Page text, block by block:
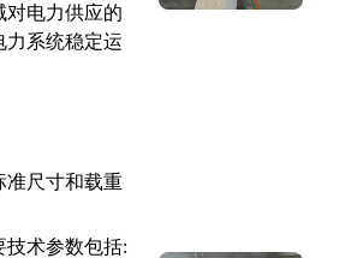
对电力供应的
力系统稳定运
准尺寸和载重
技术参数包括: